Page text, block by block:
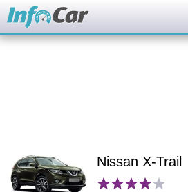
Nissan X-Trail